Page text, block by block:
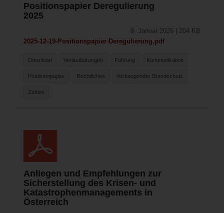
Positionspapier Deregulierung
2025
9. Januar 2026 | 204 KB
2025-12-19-Positionspapier-Deregulierung.pdf
Download Verlautbarungen Führung Kommunikation
Positionspapier Rechtliches Vorbeugender Brandschutz
Zahlen
Anliegen und Empfehlungen zur
Sicherstellung des Krisen- und
Katastrophenmanagements in
Österreich